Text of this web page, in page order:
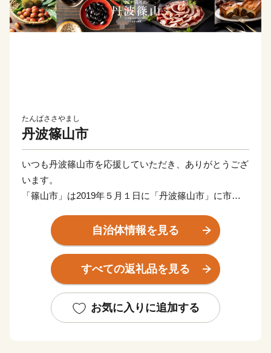
たんばささやまし
丹波篠山市
いつも丹波篠山市を応援していただき、ありがとうござ
います。
「篠山市」は2019年５月１日に「丹波篠山市」に市名
これからも、小京都や日本の原風景ともいわれるまちな
み、景観、自然や文化を守り、黒大豆をはじめとする美
味しい農産物をPRしていきます。
おかげさまで「丹波篠山」は、今、大きな人気を呼び、
さととして、全国に発信します。
そんなふるさとを応援していただける皆さまの温かい
自治体情報を見る
すべての返礼品を見る
お気に入りに追加する